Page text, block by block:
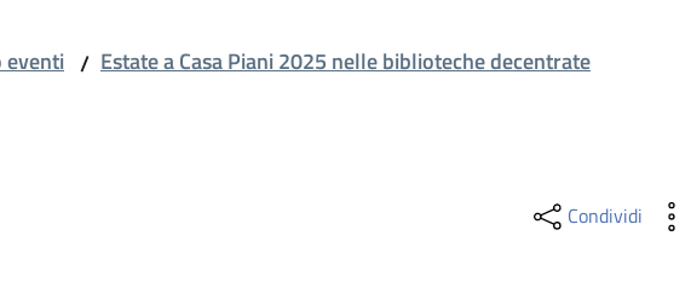
eventi / Estate a Casa Piani 2025 nelle biblioteche decentrate
Condividi